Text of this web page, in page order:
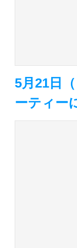
5月21日
ーティー